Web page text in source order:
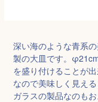
深い海のような青系
製の大皿です。
を盛り付けることが
なので美味しく見え
ガラスの製品なのも